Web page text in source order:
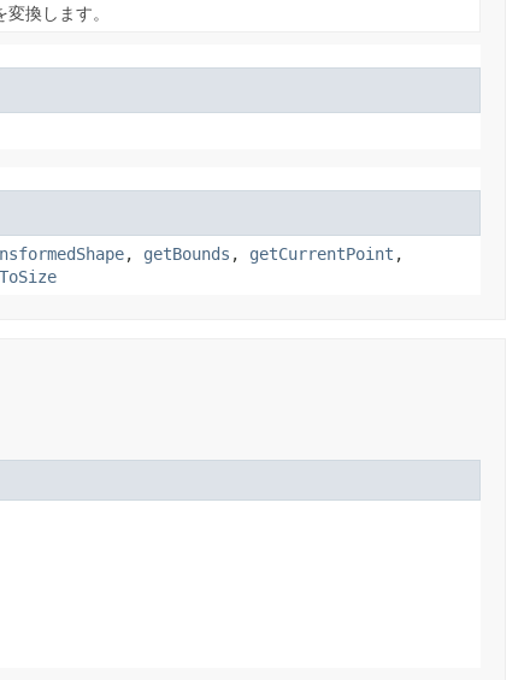
換します。
, getBounds , getCurrentPoint ,